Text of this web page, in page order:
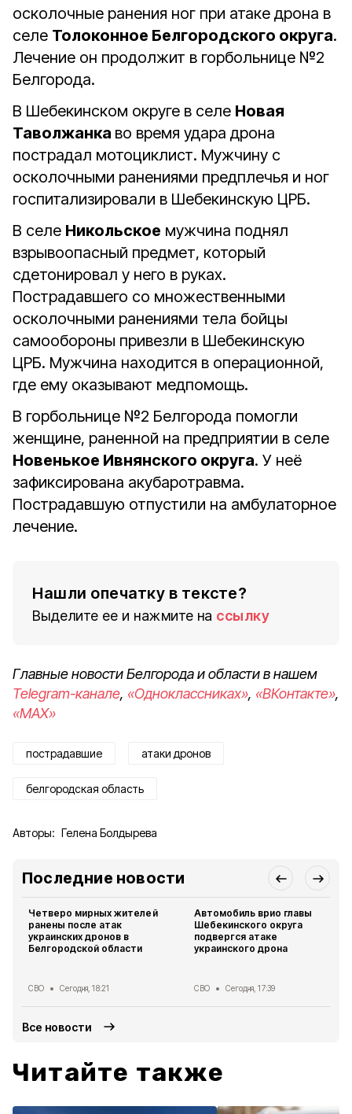
осколочные ранения ног при атаке дрона в
селе Толоконное Белгородского округа.
Лечение он продолжит в горбольнице №2
Белгорода.
В Шебекинском округе в селе Новая
Таволжанка во время удара дрона
пострадал мотоциклист. Мужчину с
осколочными ранениями предплечья и ног
госпитализировали в Шебекинскую ЦРБ.
В селе Никольское мужчина поднял
взрывоопасный предмет, который
сдетонировал у него в руках.
Пострадавшего со множественными
осколочными ранениями тела бойцы
самообороны привезли в Шебекинскую
ЦРБ. Мужчина находится в операционной,
где ему оказывают медпомощь.
В горбольнице №2 Белгорода помогли
женщине, раненной на предприятии в селе
Новенькое Ивнянского округа. У неё
зафиксирована акубаротравма.
Пострадавшую отпустили на амбулаторное
лечение.
Нашли опечатку в тексте?
Выделите ее и нажмите на ссылку
Главные новости Белгорода и области в нашем
Telegram-канале, «Одноклассниках», «ВКонтакте»,
«MAX»
пострадавшие атаки дронов
белгородская область
Авторы: Гелена Болдырева
Последние новости
Четверо мирных жителей
ранены после атак
украинских дронов в
Белгородской области
СВО Сегодня, 18:21
Автомобиль врио главы
Шебекинского округа
подвергся атаке
украинского дрона
СВО Сегодня, 17:39
Все новости
Читайте также